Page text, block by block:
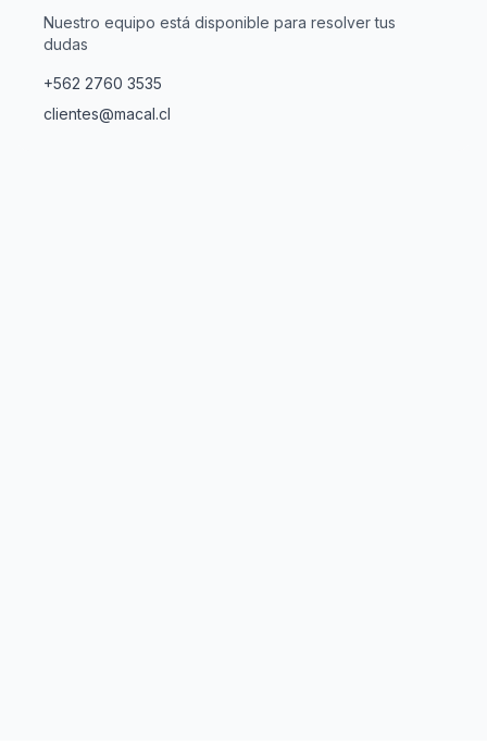
Nuestro equipo está disponible para resolver tus
dudas
+562 2760 3535
clientes@macal.cl